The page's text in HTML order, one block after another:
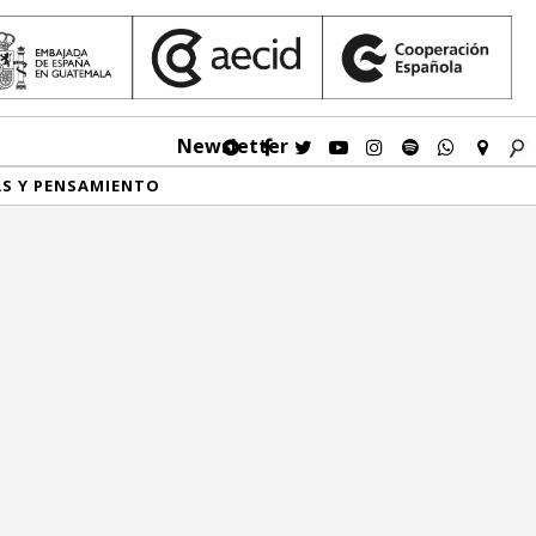
Newsletter
Y PENSAMIENTO